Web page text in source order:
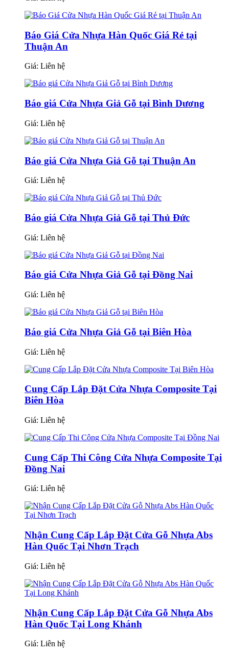
Báo Giá Cửa Nhựa Hàn Quốc Giá Rẻ tại
Thuận An
Giá: Liên hệ
Báo giá Cửa Nhựa Giả Gỗ tại Bình Dương
Giá: Liên hệ
Báo giá Cửa Nhựa Giả Gỗ tại Thuận An
Giá: Liên hệ
Báo giá Cửa Nhựa Giả Gỗ tại Thủ Đức
Giá: Liên hệ
Báo giá Cửa Nhựa Giả Gỗ tại Đồng Nai
Giá: Liên hệ
Báo giá Cửa Nhựa Giả Gỗ tại Biên Hòa
Giá: Liên hệ
Cung Cấp Lắp Đặt Cửa Nhựa Composite Tại
Biên Hòa
Giá: Liên hệ
Cung Cấp Thi Công Cửa Nhựa Composite Tại
Đồng Nai
Giá: Liên hệ
Nhận Cung Cấp Lắp Đặt Cửa Gỗ Nhựa Abs
Hàn Quốc Tại Nhơn Trạch
Giá: Liên hệ
Nhận Cung Cấp Lắp Đặt Cửa Gỗ Nhựa Abs
Hàn Quốc Tại Long Khánh
Giá: Liên hệ